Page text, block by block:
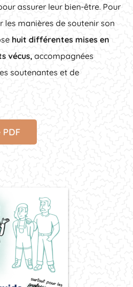
assurer leur bien-être. Pour
les manières de soutenir son
huit différentes mises en
vécus, accompagnées
soutenantes et de